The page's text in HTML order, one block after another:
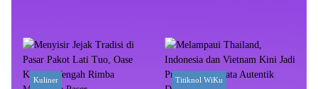
Kuliner Titiknol WiKu